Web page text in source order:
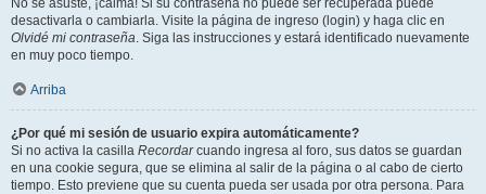
No se asuste, ¡calma! Si su contraseña no puede ser recuperada puede
desactivarla o cambiarla. Visite la página de ingreso (login) y haga clic en
Olvidé mi contraseña. Siga las instrucciones y estará identificado nuevamente
en muy poco tiempo.
Arriba
¿Por qué mi sesión de usuario expira automáticamente?
Si no activa la casilla Recordarcuando ingresa al foro, sus datos se guardan
en una cookie segura, que se elimina al salir de la página o al cabo de cierto
tiempo. Esto previene que su cuenta pueda ser usada por otra persona. Para